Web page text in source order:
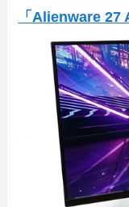
「Alienware 27